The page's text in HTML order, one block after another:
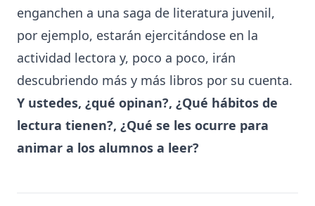
enganchen a una saga de literatura juvenil,
por ejemplo, estarán ejercitándose en la
actividad lectora y, poco a poco, irán
descubriendo más y más libros por su cuenta.
Y ustedes, ¿qué opinan?, ¿Qué hábitos de
lectura tienen?, ¿Qué se les ocurre para
animar a los alumnos a leer?